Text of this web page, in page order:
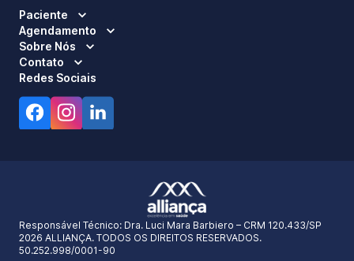
Paciente
Agendamento
Sobre Nós
Contato
Redes Sociais
Responsável Técnico: Dra. Luci Mara Barbiero – CRM 120.433/SP
2026 ALLIANÇA. TODOS OS DIREITOS RESERVADOS.
50.252.998/0001-90